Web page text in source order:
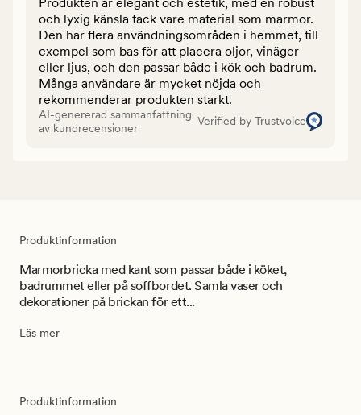
och lyxig känsla tack vare material som marmor.
Den har flera användningsområden i hemmet, till
exempel som bas för att placera oljor, vinäger
eller ljus, och den passar både i kök och badrum.
Många användare är mycket nöjda och
rekommenderar produkten starkt.
AI-genererad sammanfattning
av kundrecensioner
Verified by Trustvoice
Produktinformation
Marmorbricka med kant som passar både i köket,
badrummet eller på soffbordet. Samla vaser och
dekorationer på brickan för ett...
Läs mer
Produktinformation